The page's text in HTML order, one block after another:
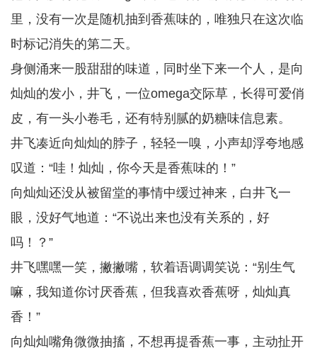
里，没有一次是随机抽到香蕉味的，唯独只在这次临
时标记消失的第二天。
身侧涌来一股甜甜的味道，同时坐下来一个人，是向
灿灿的发小，井飞，一位omega交际草，长得可爱俏
皮，有一头小卷毛，还有特别腻的奶糖味信息素。
井飞凑近向灿灿的脖子，轻轻一嗅，小声却浮夸地感
叹道：“哇！灿灿，你今天是香蕉味的！”
向灿灿还没从被留堂的事情中缓过神来，白井飞一
眼，没好气地道：“不说出来也没有关系的，好
吗！？”
井飞嘿嘿一笑，撇撇嘴，软着语调调笑说：“别生气
嘛，我知道你讨厌香蕉，但我喜欢香蕉呀，灿灿真
香！”
向灿灿嘴角微微抽搐，不想再提香蕉一事，主动扯开